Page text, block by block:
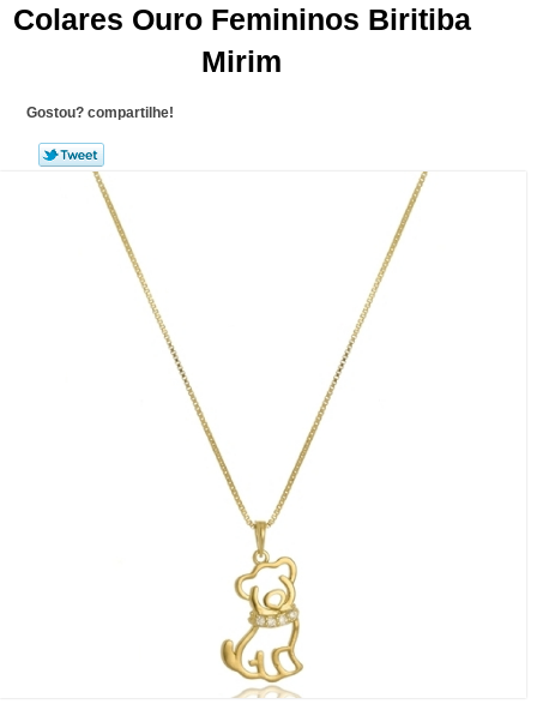
Colares Ouro Femininos Biritiba
Mirim
Gostou? compartilhe!